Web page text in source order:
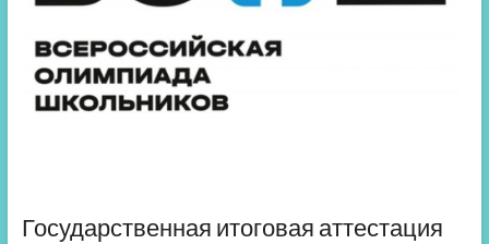
Государственная итоговая аттестация